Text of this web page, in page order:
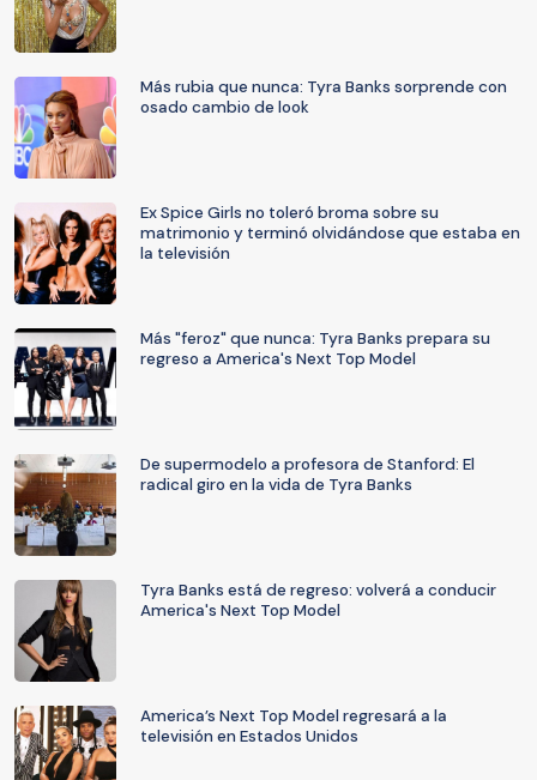
Más rubia que nunca: Tyra Banks sorprende con
osado cambio de look
Ex Spice Girls no toleró broma sobre su
matrimonio y terminó olvidándose que estaba en
la televisión
Más "feroz" que nunca: Tyra Banks prepara su
regreso a America's Next Top Model
De supermodelo a profesora de Stanford: El
radical giro en la vida de Tyra Banks
Tyra Banks está de regreso: volverá a conducir
America's Next Top Model
America’s Next Top Model regresará a la
televisión en Estados Unidos